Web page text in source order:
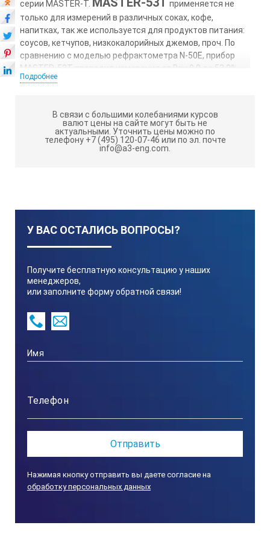
серии MASTER-T.
применяется не
только для измерений в различных соках, кофе,
напитках, так же используется для продуктов питания:
соусов, кетчупов, низкокалорийных джемов, проч. По
сравнению с моделью рефрактометра N-50E, прибор
MASTER-53T проводит измерения от Brix 0.0 до 53.0%.
Модель с Автоматической Температурной
необходимости в водостойком исполнении.
MASTER-53T имеет металлический корпус, а
*Проверка по 10% Раствор сахарозы (RE-110010), 20%
50% Раствор сахарозы (RE-110050).
ТЕХНИЧЕСКИЕ ХАРАКТЕРИСТИКИ MASTER
53PT:
Brix
Подробнее
В связи с большими колебаниями курсов
валют цены на сайте могут быть не
актуальными. Уточнить цены можно по
телефону +7 (495) 120-07-46 или по эл. почте
info@a3-eng.com.
У ВАС ОСТАЛИСЬ ВОПРОСЫ?
Получите бесплатную консультацию у наших
менеджеров,
или заполните форму обратной связи!
Нажимая кнопку отправить вы даете согласие на
обработку персональных данных